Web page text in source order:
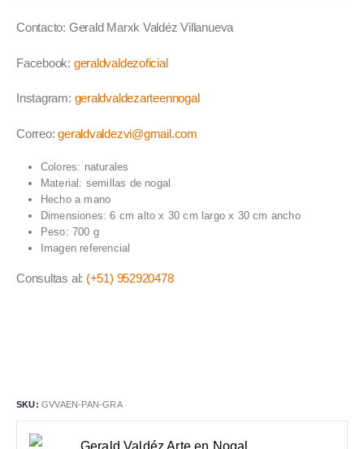
Contacto: Gerald Marxk Valdéz Villanueva
Facebook: geraldvaldezoficial
Instagram: geraldvaldezarteennogal
Correo:geraldvaldezvi@gmail.com
Colores: naturales
Material: semillas de nogal
Hecho a mano
Dimensiones: 6 cm alto x 30 cm largo x 30 cm ancho
Peso: 700 g
Imagen referencial
Consultas al: (+51) 952920478
SKU: GVVAEN-PAN-GRA
Gerald Valdéz Arte en Nogal